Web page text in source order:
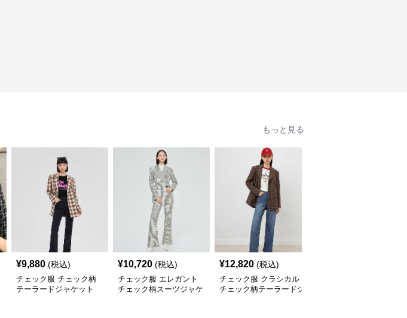
もっと見る
¥9,880 (税込)
チェック服 チェック柄
テーラードジャケット
¥10,720 (税込)
チェック服 エレガント
チェック柄スーツジャケ
¥12,820 (税込)
チェック服 クラシカル
チェック柄テーラードジ